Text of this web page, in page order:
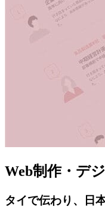
Web制作・デ
タイで伝わり、日